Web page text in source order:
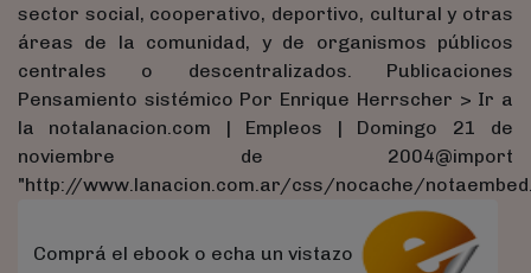
sector social, cooperativo, deportivo, cultural y otras
áreas de la comunidad, y de organismos públicos
centrales o descentralizados. Publicaciones
Pensamiento sistémico Por Enrique Herrscher > Ir a
la notalanacion.com | Empleos | Domingo 21 de
noviembre de 2004@import
"http://www.lanacion.com.ar/css/nocache/
Comprá el ebook o echa un vistazo